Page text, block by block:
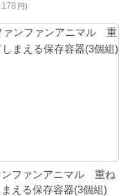
178 円)
ンファンアニマル 重ね
える保存容器(3個組)